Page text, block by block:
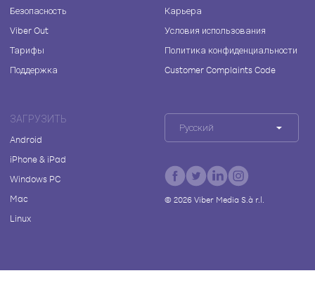
Безопасность
Viber Out
Тарифы
Поддержка
Карьера
Условия использования
Политика конфиденциальности
Customer Complaints Code
ЗАГРУЗИТЬ
Android
iPhone & iPad
Windows PC
Mac
Linux
Русский
© 2026Viber Media S.à r.l.